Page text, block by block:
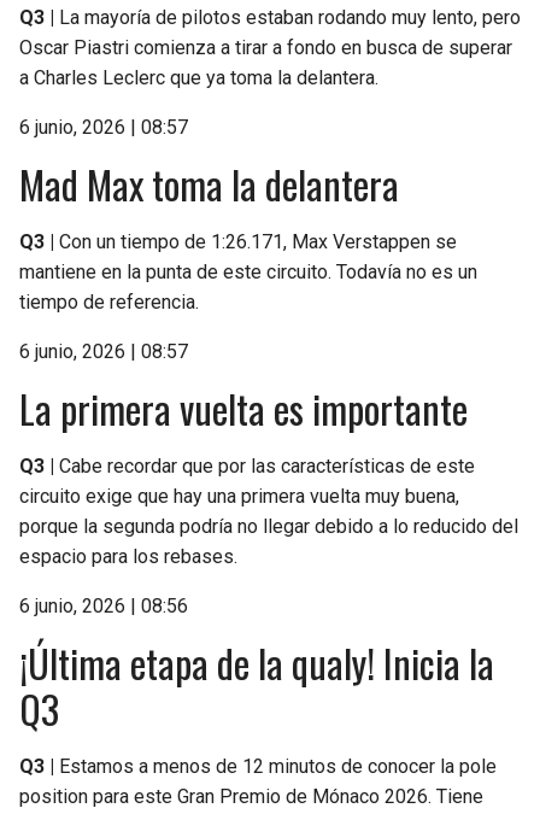
Q3 |
La mayoría de pilotos estaban rodando muy lento, pero
Oscar Piastri comienza a tirar a fondo en busca de superar
a Charles Leclerc que ya toma la delantera.
6 junio, 2026 | 08:57
Mad Max toma la delantera
Q3 | Con un tiempo de 1:26.171, Max Verstappen se
mantiene en la punta de este circuito. Todavía no es un
tiempo de referencia.
6 junio, 2026 | 08:57
La primera vuelta es importante
Q3 | Cabe recordar que por las características de este
circuito exige que hay una primera vuelta muy buena,
porque la segunda podría no llegar debido a lo reducido del
espacio para los rebases.
6 junio, 2026 | 08:56
¡Última etapa de la qualy! Inicia la
Q3
Q3 |
Estamos a menos de 12 minutos de conocer la pole
position para este Gran Premio de Mónaco 2026. Tiene